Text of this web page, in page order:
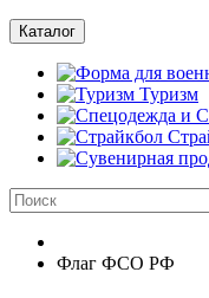
Каталог
Туризм
Флаг ФСО РФ